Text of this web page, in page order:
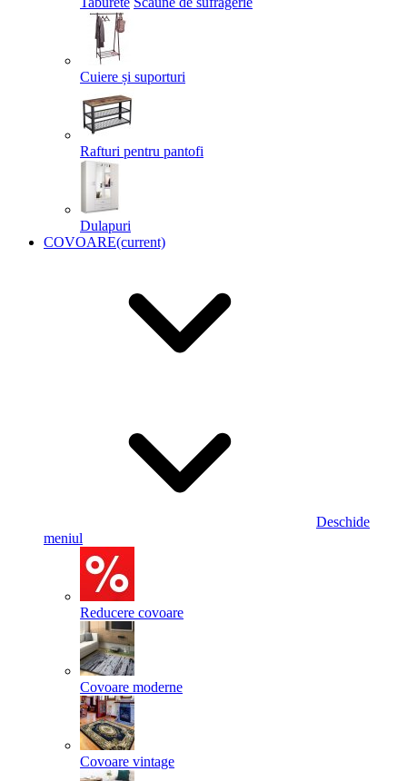
Cuiere și suporturi
Rafturi pentru pantofi
Dulapuri
COVOARE(current)
Deschide
meniul
Reducere covoare
Covoare moderne
Covoare vintage